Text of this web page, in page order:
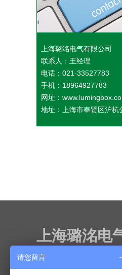
上海璐洺电气有限公司
联系人：王经理
电话：021-33527783
手机：18964927783
网址：
地址：上海市奉贤区沪杭
上海璐洺电
SHANGHAI LUMING
请您留言